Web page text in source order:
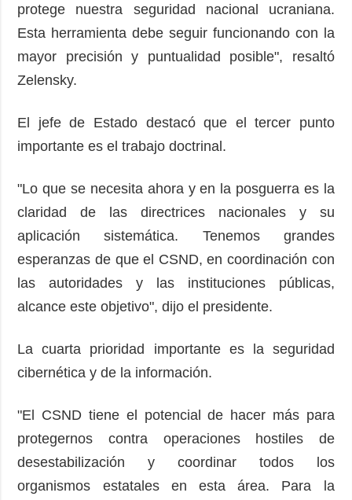
protege nuestra seguridad nacional ucraniana.
Esta herramienta debe seguir funcionando con la
mayor precisión y puntualidad posible", resaltó
Zelensky.
El jefe de Estado destacó que el tercer punto
importante es el trabajo doctrinal.
"Lo que se necesita ahora y en la posguerra es la
claridad de las directrices nacionales y su
aplicación sistemática. Tenemos grandes
esperanzas de que el CSND, en coordinación con
las autoridades y las instituciones públicas,
alcance este objetivo", dijo el presidente.
La cuarta prioridad importante es la seguridad
cibernética y de la información.
"El CSND tiene el potencial de hacer más para
protegernos contra operaciones hostiles de
desestabilización y coordinar todos los
organismos estatales en esta área. Para la